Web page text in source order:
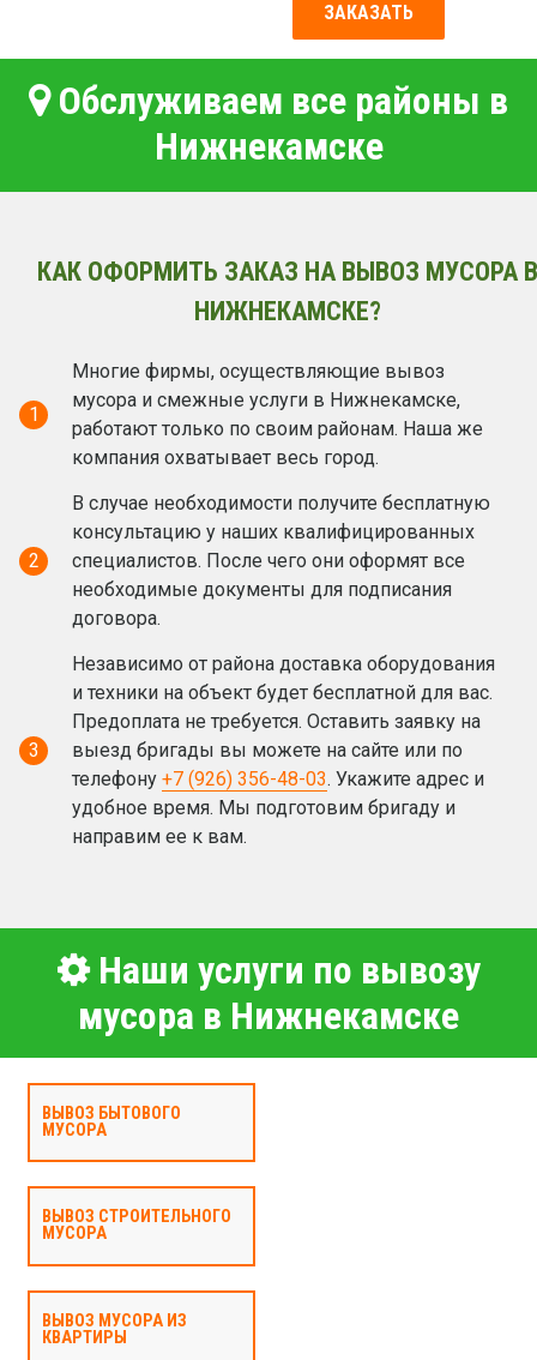
ЗАКАЗАТЬ
Обслуживаем все районы в
Нижнекамске
КАК ОФОРМИТЬ ЗАКАЗ НА ВЫВОЗ МУСОРА В
НИЖНЕКАМСКЕ?
1
Многие фирмы, осуществляющие вывоз
мусора и смежные услуги в Нижнекамске,
работают только по своим районам. Наша же
компания охватывает весь город.
2
В случае необходимости получите бесплатную
консультацию у наших квалифицированных
специалистов. После чего они оформят все
необходимые документы для подписания
договора.
3
Независимо от района доставка оборудования
и техники на объект будет бесплатной для вас.
Предоплата не требуется. Оставить заявку на
выезд бригады вы можете на сайте или по
телефону +7 (926) 356-48-03. Укажите адрес и
удобное время. Мы подготовим бригаду и
направим ее к вам.
Наши услуги по вывозу
мусора в Нижнекамске
ВЫВОЗ БЫТОВОГО
МУСОРА
ВЫВОЗ СТРОИТЕЛЬНОГО
МУСОРА
ВЫВОЗ МУСОРА ИЗ
КВАРТИРЫ